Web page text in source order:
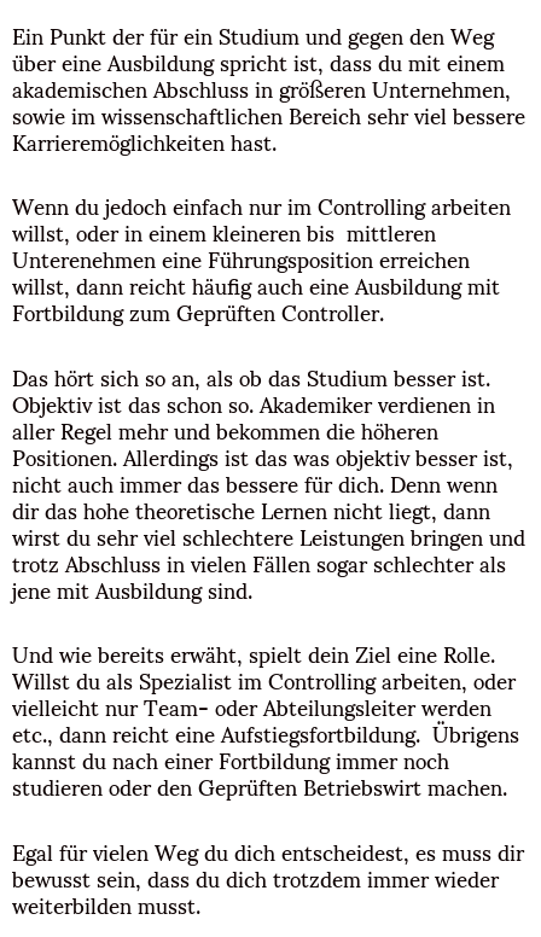
Ein Punkt der für ein Studium und gegen den Weg
über eine Ausbildung spricht ist, dass du mit einem
akademischen Abschluss in größeren Unternehmen,
sowie im wissenschaftlichen Bereich sehr viel bessere
Karrieremöglichkeiten hast.
Wenn du jedoch einfach nur im Controlling arbeiten
willst, oder in einem kleineren bis mittleren
Unterenehmen eine Führungsposition erreichen
willst, dann reicht häufig auch eine Ausbildung mit
Fortbildung zum Geprüften Controller.
Das hört sich so an, als ob das Studium besser ist.
Objektiv ist das schon so. Akademiker verdienen in
aller Regel mehr und bekommen die höheren
Positionen. Allerdings ist das was objektiv besser ist,
nicht auch immer das bessere für dich. Denn wenn
dir das hohe theoretische Lernen nicht liegt, dann
wirst du sehr viel schlechtere Leistungen bringen und
trotz Abschluss in vielen Fällen sogar schlechter als
jene mit Ausbildung sind.
Und wie bereits erwäht, spielt dein Ziel eine Rolle.
Willst du als Spezialist im Controlling arbeiten, oder
vielleicht nur Team- oder Abteilungsleiter werden
etc., dann reicht eine Aufstiegsfortbildung. Übrigens
kannst du nach einer Fortbildung immer noch
studieren oder den Geprüften Betriebswirt machen.
Egal für vielen Weg du dich entscheidest, es muss dir
bewusst sein, dass du dich trotzdem immer wieder
weiterbilden musst.